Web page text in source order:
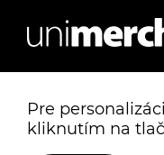
Pre
kliknutím na